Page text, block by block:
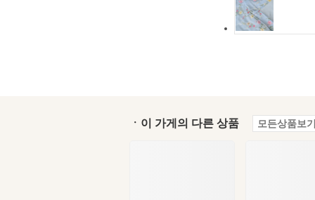
ㆍ이 가게의 다른 상품 모든상품보